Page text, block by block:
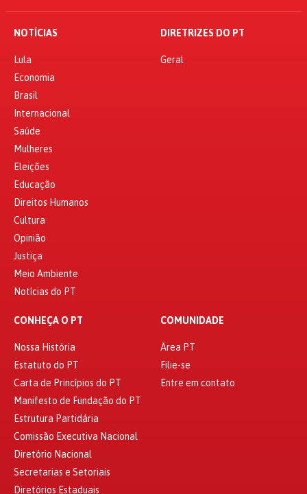
NOTÍCIAS
Lula
Economia
Brasil
Internacional
Saúde
Mulheres
Eleições
Educação
Direitos Humanos
Cultura
Opinião
Justiça
Meio Ambiente
Notícias do PT
DIRETRIZES DO PT
Geral
CONHEÇA O PT
Nossa História
Estatuto do PT
Carta de Princípios do PT
Manifesto de Fundação do PT
Estrutura Partidária
Comissão Executiva Nacional
Diretório Nacional
Secretarias e Setoriais
Diretórios Estaduais
COMUNIDADE
Área PT
Filie-se
Entre em contato